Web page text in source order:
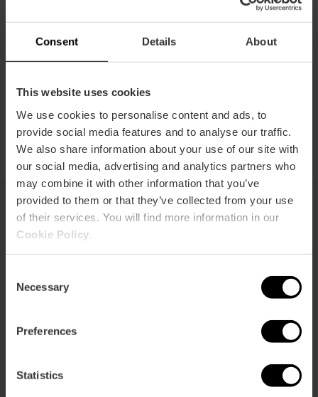
Consent Details About
This website uses cookies
We use cookies to personalise content and ads, to
provide social media features and to analyse our traffic.
We also share information about your use of our site with
our social media, advertising and analytics partners who
may combine it with other information that you’ve
provided to them or that they’ve collected from your use
of their services. You will find more information in our
Cookie Policy
Selection
Necessary
Preferences
Statistics
Richtungen
Sie können auch interessiert sein